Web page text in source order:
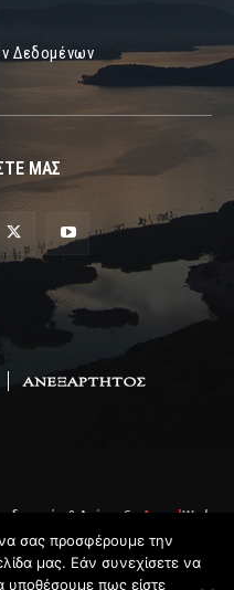
Δεδομένων
ΜΑΣ
& Ανάπτυξη AngelWeb
σας προσφέρουμε την
μας. Εάν συνεχίσετε να
υποθέσουμε πως είστε